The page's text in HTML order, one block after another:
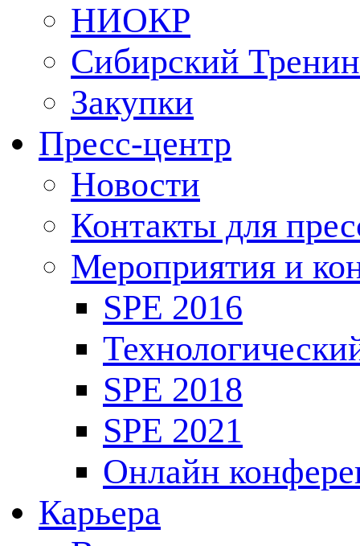
НИОКР
Сибирский
Закупки
Пресс-центр
Новости
Контакты для
Мероприятия и
SPE 2016
SPE 2018
SPE 2021
Онлайн
Карьера